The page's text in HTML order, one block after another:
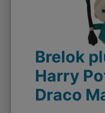
Brelok
Harry
Draco